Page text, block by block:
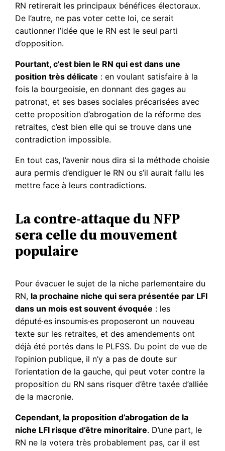
RN retirerait les principaux bénéfices électoraux.
De l’autre, ne pas voter cette loi, ce serait
cautionner l’idée que le RN est le seul parti
d’opposition.
Pourtant, c’est bien le RN qui est dans une
position très délicate : en voulant satisfaire à la
fois la bourgeoisie, en donnant des gages au
patronat, et ses bases sociales précarisées avec
cette proposition d’abrogation de la réforme des
retraites, c’est bien elle qui se trouve dans une
contradiction impossible.
En tout cas, l’avenir nous dira si la méthode choisie
aura permis d’endiguer le RN ou s’il aurait fallu les
mettre face à leurs contradictions.
La contre-attaque du NFP
sera celle du mouvement
populaire
Pour évacuer le sujet de la niche parlementaire du
RN, la prochaine niche qui sera présentée par LFI
dans un mois est souvent évoquée : les
député·es insoumis·es proposeront un nouveau
texte sur les retraites, et des amendements ont
déjà été portés dans le PLFSS. Du point de vue de
l’opinion publique, il n’y a pas de doute sur
l’orientation de la gauche, qui peut voter contre la
proposition du RN sans risquer d’être taxée d’alliée
de la macronie.
Cependant, la proposition d’abrogation de la
niche LFI risque d’être minoritaire. D’une part, le
RN ne la votera très probablement pas, car il est